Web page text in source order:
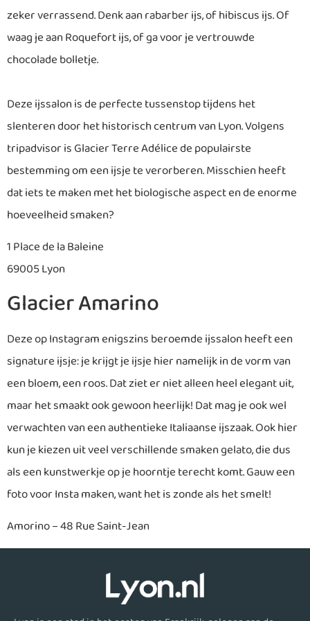
zeker verrassend. Denk aan rabarber ijs, of hibiscus ijs. Of
waag je aan Roquefort ijs, of ga voor je vertrouwde
chocolade bolletje.
Deze ijssalon is de perfecte tussenstop tijdens het
slenteren door het historisch centrum van Lyon. Volgens
tripadvisor is Glacier Terre Adélice de populairste
bestemming om een ijsje te verorberen. Misschien heeft
dat iets te maken met het biologische aspect en de enorme
hoeveelheid smaken?
1 Place de la Baleine
69005 Lyon
Glacier Amarino
Deze op Instagram enigszins beroemde ijssalon heeft een
signature ijsje: je krijgt je ijsje hier namelijk in de vorm van
een bloem, een roos. Dat ziet er niet alleen heel elegant uit,
maar het smaakt ook gewoon heerlijk! Dat mag je ook wel
verwachten van een authentieke Italiaanse ijszaak. Ook hier
kun je kiezen uit veel verschillende smaken gelato, die dus
als een kunstwerkje op je hoorntje terecht komt. Gauw een
foto voor Insta maken, want het is zonde als het smelt!
Amorino – 48 Rue Saint-Jean